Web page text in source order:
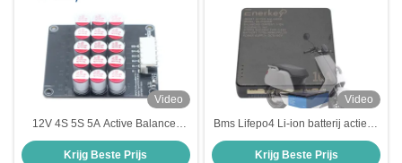
Video
12V 4S 5S 5A Active Balancer
BMS Lipo Lifepo4 LTO
Lithiumbatterijcellenbalancer
Krijg Beste Prijs
Video
Bms Lifepo4 Li-ion batterij actieve
balancer 10A 4S - 24S batterij
actieve equalizer
Krijg Beste Prijs